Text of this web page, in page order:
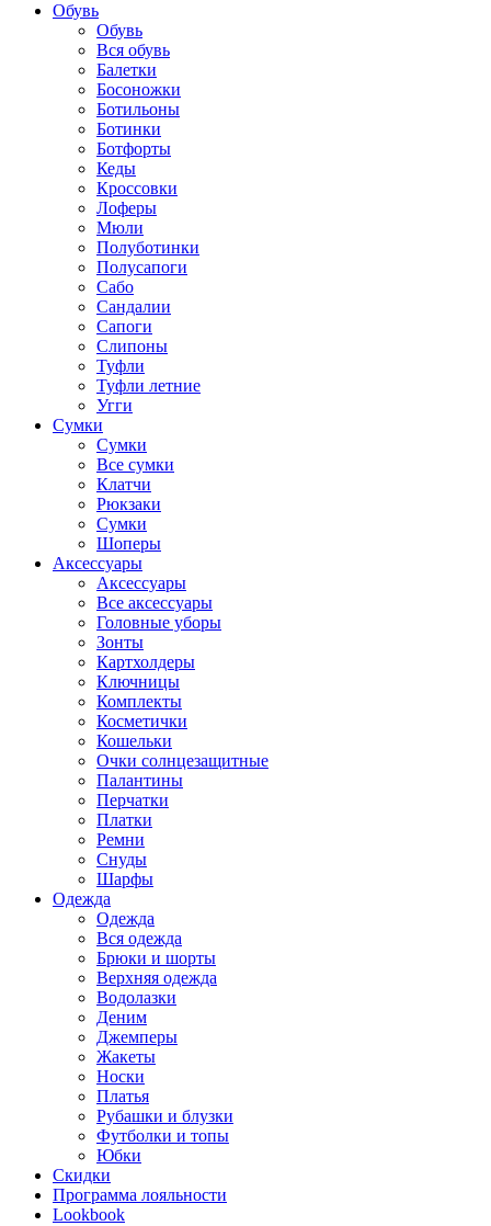
Обувь
Обувь
Вся обувь
Балетки
Босоножки
Ботильоны
Ботинки
Ботфорты
Кеды
Кроссовки
Лоферы
Мюли
Полуботинки
Полусапоги
Сабо
Сандалии
Сапоги
Слипоны
Туфли
Туфли летние
Угги
Сумки
Сумки
Все сумки
Клатчи
Рюкзаки
Сумки
Шоперы
Аксессуары
Аксессуары
Все аксессуары
Головные уборы
Зонты
Картхолдеры
Ключницы
Комплекты
Косметички
Кошельки
Очки солнцезащитные
Палантины
Перчатки
Платки
Ремни
Снуды
Шарфы
Одежда
Одежда
Вся одежда
Брюки и шорты
Верхняя одежда
Водолазки
Деним
Джемперы
Жакеты
Носки
Платья
Рубашки и блузки
Футболки и топы
Юбки
Скидки
Программа лояльности
Lookbook